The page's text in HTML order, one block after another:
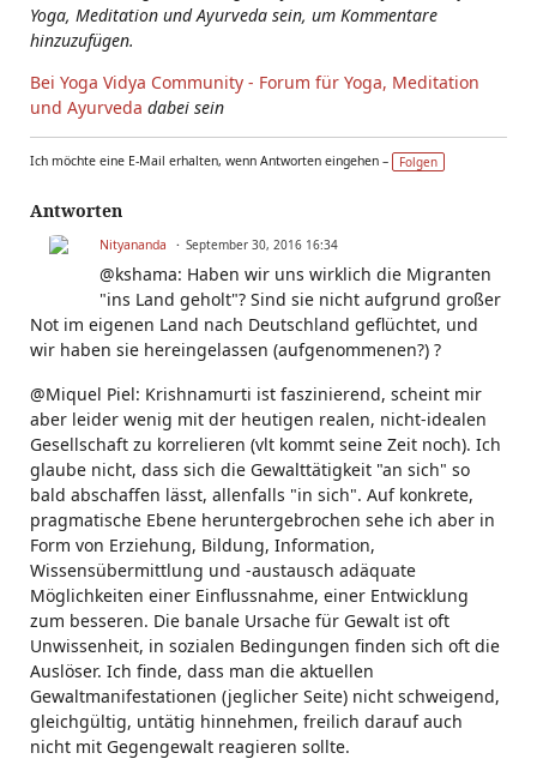
Yoga, Meditation und Ayurveda sein, um Kommentare
hinzuzufügen.
Bei Yoga Vidya Community - Forum für Yoga, Meditation
und Ayurveda dabei sein
Ich möchte eine E-Mail erhalten, wenn Antworten eingehen – Folgen
Antworten
Nityananda September 30, 2016 16:34
@kshama: Haben wir uns wirklich die Migranten
"ins Land geholt"? Sind sie nicht aufgrund großer
Not im eigenen Land nach Deutschland geflüchtet, und
wir haben sie hereingelassen (aufgenommenen?) ?
@Miquel Piel: Krishnamurti ist faszinierend, scheint mir
aber leider wenig mit der heutigen realen, nicht-idealen
Gesellschaft zu korrelieren (vlt kommt seine Zeit noch). Ich
glaube nicht, dass sich die Gewalttätigkeit "an sich" so
bald abschaffen lässt, allenfalls "in sich". Auf konkrete,
pragmatische Ebene heruntergebrochen sehe ich aber in
Form von Erziehung, Bildung, Information,
Wissensübermittlung und -austausch adäquate
Möglichkeiten einer Einflussnahme, einer Entwicklung
zum besseren. Die banale Ursache für Gewalt ist oft
Unwissenheit, in sozialen Bedingungen finden sich oft die
Auslöser. Ich finde, dass man die aktuellen
Gewaltmanifestationen (jeglicher Seite) nicht schweigend,
gleichgültig, untätig hinnehmen, freilich darauf auch
nicht mit Gegengewalt reagieren sollte.